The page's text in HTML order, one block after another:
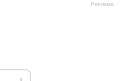
Реклама